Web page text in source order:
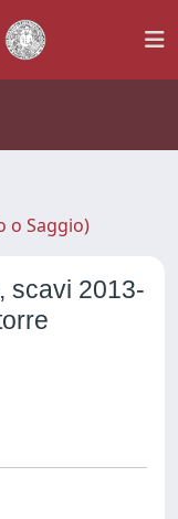
o Saggio)
scavi 2013-